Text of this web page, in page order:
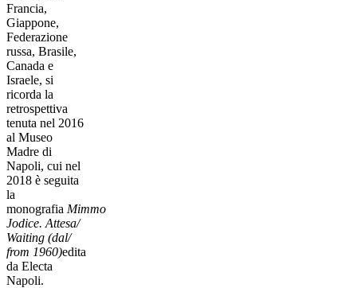
Francia,
Giappone,
Federazione
russa, Brasile,
Canada e
Israele, si
ricorda la
retrospettiva
tenuta nel 2016
al Museo
Madre di
Napoli, cui nel
2018 è seguita
la
monografia Mimmo
Jodice. Attesa/
Waiting (dal/
from 1960)edita
da Electa
Napoli.